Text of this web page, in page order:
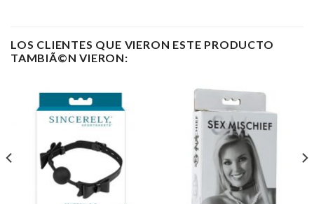
LOS CLIENTES QUE VIERON ESTE PRODUCTO
TAMBIÃ©N VIERON: